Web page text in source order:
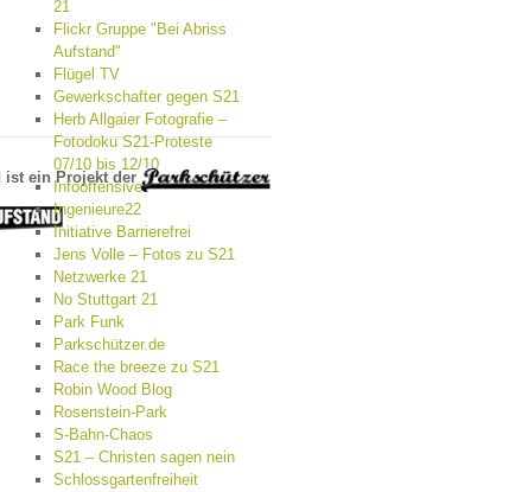
21
Flickr Gruppe "Bei Abriss
Aufstand"
Flügel TV
Gewerkschafter gegen S21
Herb Allgaier Fotografie –
Fotodoku S21-Proteste
07/10 bis 12/10
Infooffensive
Ingenieure22
Initiative Barrierefrei
Jens Volle – Fotos zu S21
Netzwerke 21
No Stuttgart 21
Park Funk
Parkschützer.de
Race the breeze zu S21
Robin Wood Blog
Rosenstein-Park
S-Bahn-Chaos
S21 – Christen sagen nein
Schlossgartenfreiheit
ist ein Projekt der